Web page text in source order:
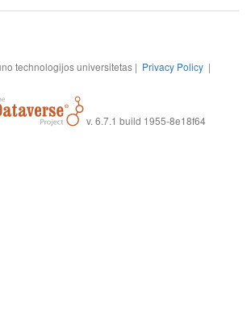
technologijos universitetas | Privacy Policy |
v. 6.7.1 build 1955-8e18f64